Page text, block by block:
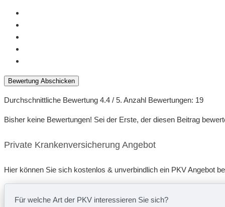
Bewertung Abschicken
Durchschnittliche Bewertung 4.4 / 5. Anzahl Bewertungen: 19
Bisher keine Bewertungen! Sei der Erste, der diesen Beitrag
Private Krankenversicherung Angebot
Hier können Sie sich kostenlos & unverbindlich ein PKV Angebot
Für welche Art der PKV interessieren Sie sich?